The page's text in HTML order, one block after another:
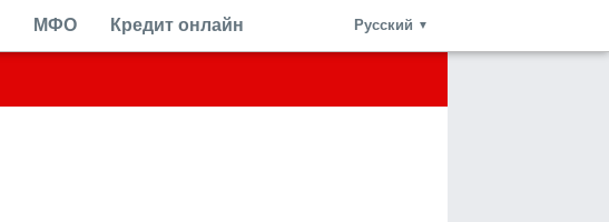
МФО Кредит онлайн Русский ▼